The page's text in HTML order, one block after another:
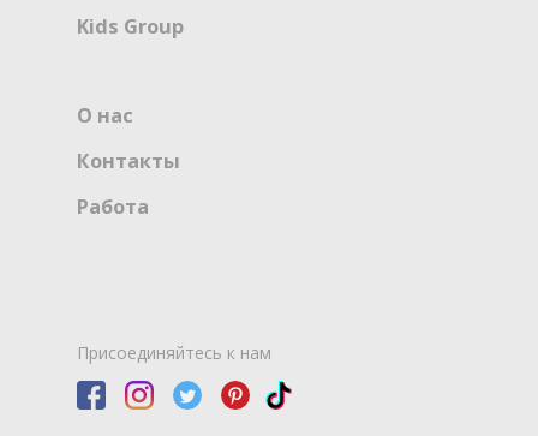
Kids Group
О нас
Контакты
Работа
Присоединяйтесь к нам